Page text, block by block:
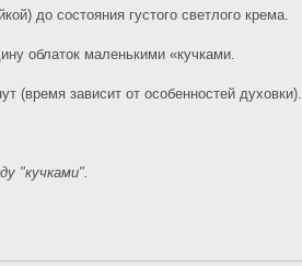
до состояния густого светлого крема.
облаток маленькими «кучками.
(время зависит от особенностей духовки).
"кучками".